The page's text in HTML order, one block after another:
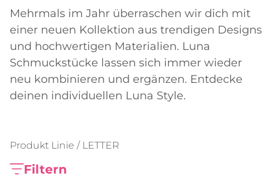
Mehrmals im Jahr überraschen wir dich mit
einer neuen Kollektion aus trendigen Designs
und hochwertigen Materialien. Luna
Schmuckstücke lassen sich immer wieder
neu kombinieren und ergänzen. Entdecke
deinen individuellen Luna Style.
Produkt Linie / LETTER
Filtern